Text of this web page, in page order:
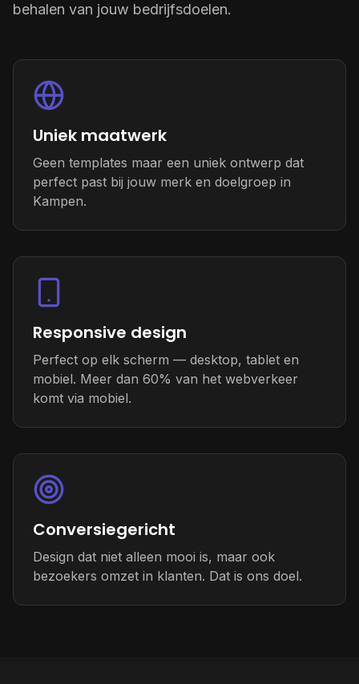
behalen van jouw bedrijfsdoelen.
Uniek maatwerk
Geen templates maar een uniek ontwerp dat
perfect past bij jouw merk en doelgroep in
Kampen.
Responsive design
Perfect op elk scherm — desktop, tablet en
mobiel. Meer dan 60% van het webverkeer
komt via mobiel.
Conversiegericht
Design dat niet alleen mooi is, maar ook
bezoekers omzet in klanten. Dat is ons doel.